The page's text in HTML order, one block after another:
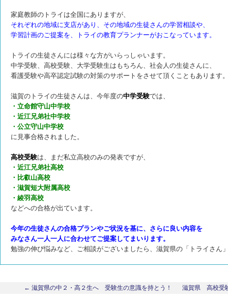
家庭教師のトライは全国にありますが、
それぞれの地域に支店があり、その地域の生徒さんの学習相談や、
学習計画のご提案を、トライの教育プランナーがおこなっています。
トライの生徒さんには様々な方がいらっしゃいます。
中学受験、高校受験、大学受験生はもちろん、社会人の生徒さんに、
看護受験や高卒認定試験の対策のサポートをさせて頂くこともあります
滋賀のトライの生徒さんは、今年度の中学受験では、
・立命館守山中学校
・近江兄弟社中学校
・公立守山中学校
に見事合格されました。
高校受験は、まだ私立高校のみの発表ですが、
・近江兄弟社高校
・比叡山高校
・滋賀短大附属高校
・綾羽高校
などへの合格が出ています。
今年の生徒さんの合格プランやご状況を基に、さらに良い内容を
みなさん一人一人に合わせてご提案してまいります。
勉強の伸び悩みなど、ご相談がございましたら、滋賀県の「トライさん
← 滋賀県の中２・高２生へ 受験生の意識を持とう！ 滋賀県 高校受